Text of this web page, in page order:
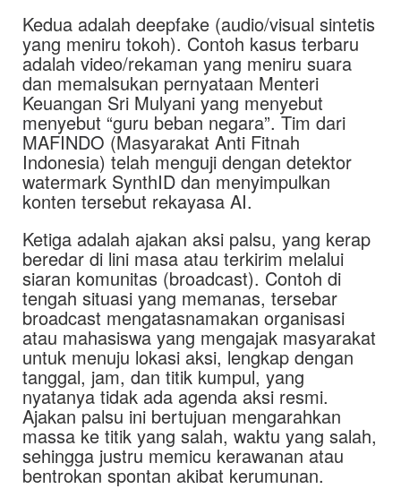
Kedua adalah deepfake (audio/visual sintetis
yang meniru tokoh). Contoh kasus terbaru
adalah video/rekaman yang meniru suara
dan memalsukan pernyataan Menteri
Keuangan Sri Mulyani yang menyebut
menyebut “guru beban negara”. Tim dari
MAFINDO (Masyarakat Anti Fitnah
Indonesia) telah menguji dengan detektor
watermark SynthID dan menyimpulkan
konten tersebut rekayasa AI.
Ketiga adalah ajakan aksi palsu, yang kerap
beredar di lini masa atau terkirim melalui
siaran komunitas (broadcast). Contoh di
tengah situasi yang memanas, tersebar
broadcast mengatasnamakan organisasi
atau mahasiswa yang mengajak masyarakat
untuk menuju lokasi aksi, lengkap dengan
tanggal, jam, dan titik kumpul, yang
nyatanya tidak ada agenda aksi resmi.
Ajakan palsu ini bertujuan mengarahkan
massa ke titik yang salah, waktu yang salah,
sehingga justru memicu kerawanan atau
bentrokan spontan akibat kerumunan.